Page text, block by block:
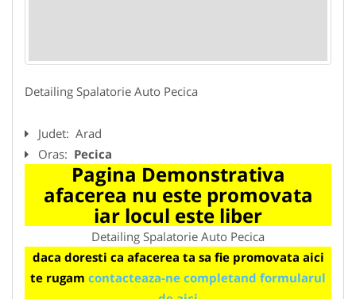
Detailing Spalatorie Auto Pecica
Judet: Arad
Oras: Pecica
Pagina Demonstrativa
afacerea nu este promovata
iar locul este liber
Detailing Spalatorie Auto Pecica
daca doresti ca afacerea ta sa fie promovata aici
te rugam contacteaza-ne completand formularul